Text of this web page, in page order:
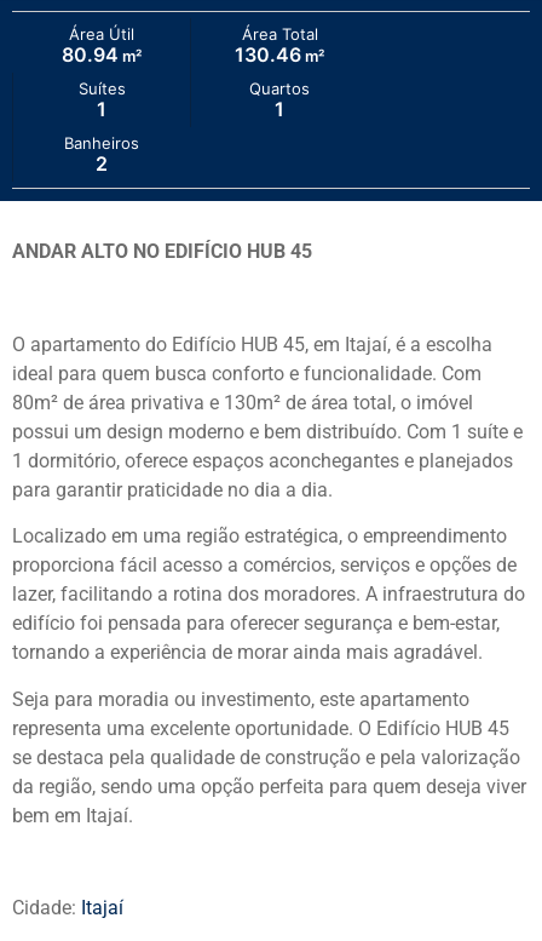
Área Útil
80.94 m²
Área Total
130.46 m²
Suítes
1
Quartos
1
Banheiros
2
ANDAR ALTO NO EDIFÍCIO HUB 45
O apartamento do Edifício HUB 45, em Itajaí, é a escolha
ideal para quem busca conforto e funcionalidade. Com
80m² de área privativa e 130m² de área total, o imóvel
possui um design moderno e bem distribuído. Com 1 suíte e
1 dormitório, oferece espaços aconchegantes e planejados
para garantir praticidade no dia a dia.
Localizado em uma região estratégica, o empreendimento
proporciona fácil acesso a comércios, serviços e opções de
lazer, facilitando a rotina dos moradores. A infraestrutura do
edifício foi pensada para oferecer segurança e bem-estar,
tornando a experiência de morar ainda mais agradável.
Seja para moradia ou investimento, este apartamento
representa uma excelente oportunidade. O Edifício HUB 45
se destaca pela qualidade de construção e pela valorização
da região, sendo uma opção perfeita para quem deseja viver
bem em Itajaí.
Cidade: Itajaí